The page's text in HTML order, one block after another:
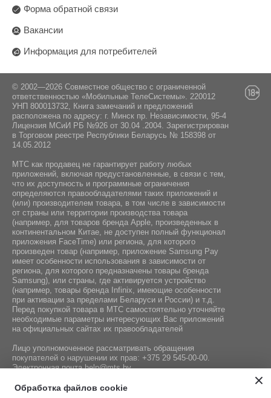
Форма обратной связи
Вакансии
Информация для потребителей
© 2002—2026 Совместное общество с ограниченной
ответственностью «Мобильные ТелеСистемы». 220012
УНП 800013732, Книга замечаний и предложений
расположена по адресу: г. Минск пр. Независимости, 95-4
Лицензия МСиИ РБ №926 от 30.04 .2004. Зарегистрирован
в Торговом реестре Республики Беларусь № 158398 от
14.05.2012
МТС как продавец не гарантирует работу любых
приложений, включая предустановленные, в связи с тем,
что их доступность и программные ограничения
определяются правообладателями таких приложений и
(или) производителем товара, в том числе в зависимости
от страны или территории производства товара
(например, для товаров бренда Apple, произведенных в
континентальном Китае, не доступен полный функционал
приложения FaceTime) или региона, для которого
произведен товар (например, приложение Samsung Pay
имеет особенности использования в зависимости от
региона, для которого предназначены товары бренда
Samsung), или страны, где активируется устройство
(например, товары бренда Infiniх, имеющие особенности
при активации за пределами Беларуси и России) и т.д.
Перед покупкой товара в МТС самостоятельно уточняйте
необходимые параметры интересующих Вас приложений
на официальных сайтах их правообладателей
Лицо уполномоченное рассматривать обращения
покупателей о нарушении их прав: +375 29 545-00-00.
Электронная почтаhelp@mts.by
Номер телефона работников местных исполнительных и
Обработка файлов cookie